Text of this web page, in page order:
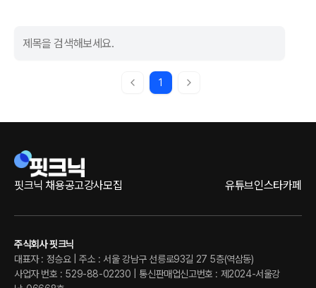
이전 페이지로 가기
1
다음 페이지로 가기
핏크닉 채용공고강사모집 유튜브인스타카페
주식회사 핏크닉
대표자 : 정승요 | 주소 : 서울 강남구 선릉로93길 27 5층(역삼동)
사업자 번호 : 529-88-02230 | 통신판매업신고번호 : 제2024-서울강